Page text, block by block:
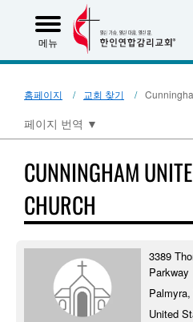
메뉴
홈페이지 교회 찾기
페이지 번역 ▼
CUNNINGHAM
CHURCH
3389
Parkway
United